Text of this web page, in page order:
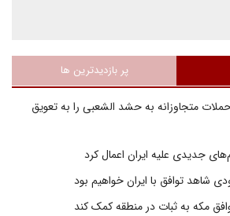
پر بازدیدترین ها
متجاوزانه به حشد الشعبی را به تعویق
جدیدی علیه ایران اعمال کرد
توافق با ایران خواهیم بود
مکه به ثبات در منطقه کمک کند